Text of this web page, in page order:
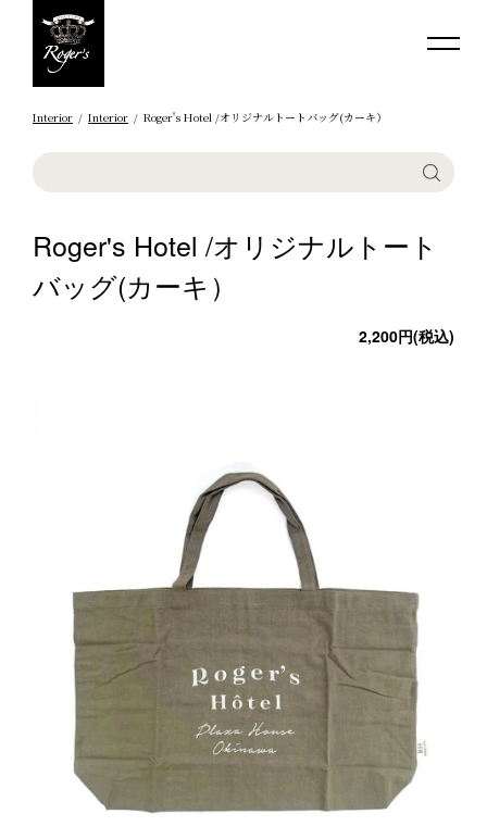
Interior Interior Roger's Hotel /オリジナルトートバッグ(カーキ）
Roger's Hotel /オリジナルトート
バッグ(カーキ）
2,200円(税込)